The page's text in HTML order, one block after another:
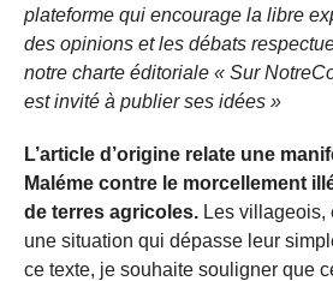
plateforme qui encourage la libre
des opinions et les débats
notre charte éditoriale « Sur
est invité à publier ses idées »
L’article d’origine relate une
Maléme contre le morcellement
de terres agricoles. Les villageois,
une situation qui dépasse leur
ce texte, je souhaite souligner que